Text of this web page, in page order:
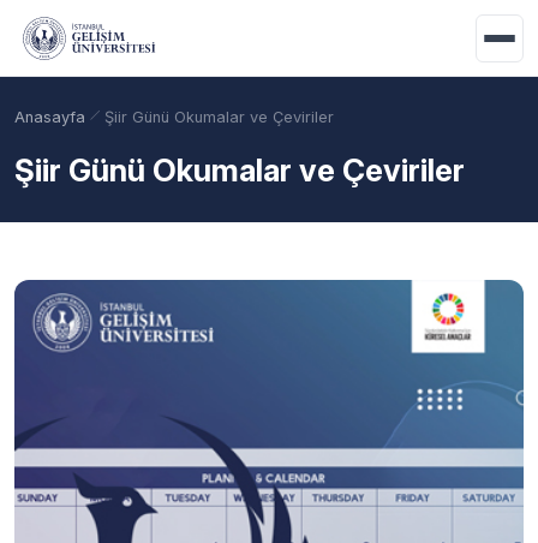
Ana içeriğe geç
Taban Puanlar
Anasayfa Şiir Günü Okumalar ve Çeviriler
Şiir Günü Okumalar ve Çeviriler